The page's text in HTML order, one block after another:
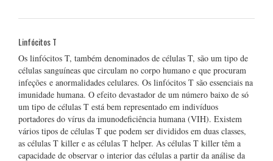
Linfócitos T
Os linfócitos T, também denominados de células T, são um tipo de
células sanguíneas que circulam no corpo humano e que procuram
infeções e anormalidades celulares. Os linfócitos T são essenciais na
imunidade humana. O efeito devastador de um número baixo de só
um tipo de células T está bem representado em indivíduos
portadores do vírus da imunodeficiência humana (VIH). Existem
vários tipos de células T que podem ser divididos em duas classes,
as células T killer e as células T helper. As células T killer têm a
capacidade de observar o interior das células a partir da análise da